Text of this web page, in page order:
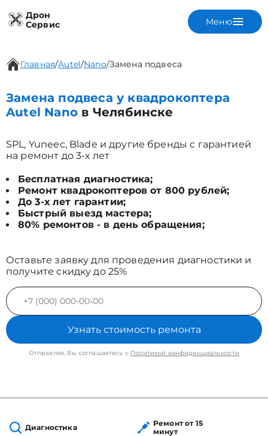
Дрон
Сервис
Меню
Главная/Autel/Nano/Замена подвеса
Замена подвеса у квадрокоптера
Autel Nano в Челябинске
SPL, Yuneec, Blade и другие бренды с гарантией
на ремонт до 3-х лет
Бесплатная диагностика;
Ремонт квадрокоптеров от 800 рублей;
До 3-х лет гарантии;
Быстрый выезд мастера;
80% ремонтов - в день обращения;
Оставьте заявку для проведения диагностики и
получите скидку до 25%
Узнать стоимость ремонта
Отправляя, Вы соглашаетесь с Политикой конфиденциальности
Диагностика
Ремонт от 15
минут